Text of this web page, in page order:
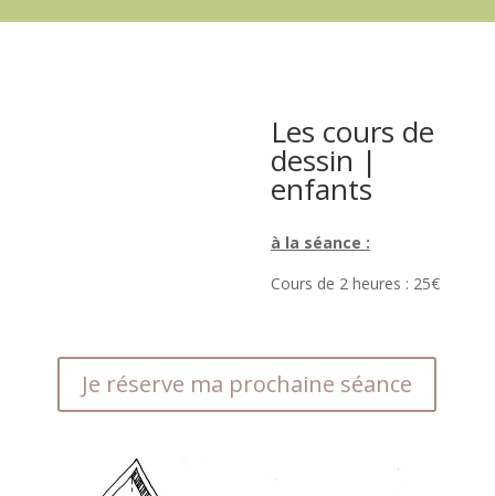
Les cours de
dessin |
enfants
à la séance :
Cours de 2 heures : 25€
Je réserve ma prochaine séance